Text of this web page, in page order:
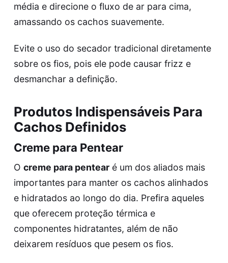
média e direcione o fluxo de ar para cima,
amassando os cachos suavemente.
Evite o uso do secador tradicional diretamente
sobre os fios, pois ele pode causar frizz e
desmanchar a definição.
Produtos Indispensáveis Para
Cachos Definidos
Creme para Pentear
O creme para pentearé um dos aliados mais
importantes para manter os cachos alinhados
e hidratados ao longo do dia. Prefira aqueles
que oferecem proteção térmica e
componentes hidratantes, além de não
deixarem resíduos que pesem os fios.